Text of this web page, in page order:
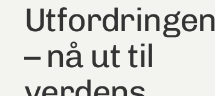
Utfordringen
– nå ut til